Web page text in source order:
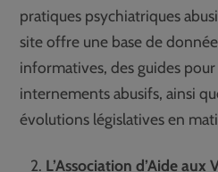
pratiques psychiatriques
site offre une base de
informatives, des guides
internements abusifs, ainsi
évolutions législatives en
L’Association d’Aide aux